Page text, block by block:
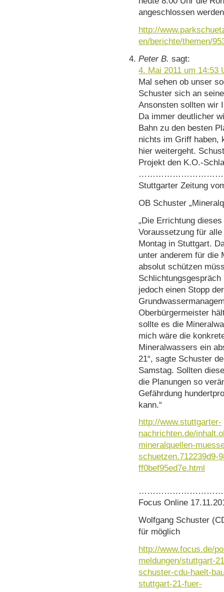
angeschlossen
http://
en/berichte/themen/
Peter B. sagt:
4. Mai 2011 um 14:53
Mal sehen ob unser
Schuster sich an
Ansonsten sollten wir
Da immer deutlicher
Bahn zu den besten
nichts im Griff haben,
hier weitergeht.
Projekt den K.O.-
Stuttgarter Zeitung
OB Schuster
„Die Errichtung
Voraussetzung für
Montag in Stuttgart.
unter anderem für die
absolut schützen
jedoch einen Stopp
Oberbürgermeister
sollte es die
mich wäre die
Mineralwassers ein
21“, sagte Schuster
Samstag. Sollten
die Planungen so
Gefährdung
kann.“
http://www.stuttgarter-
nachrichten.de/
mineralquellen-
schuetzen.712239d9-
ff0bef95ed7e.html
Focus Online
Wolfgang Schuster
für möglich
http://www.focus.de/
meldungen/stuttgart-
schuster-cdu-haelt-
stuttgart-21-fuer-